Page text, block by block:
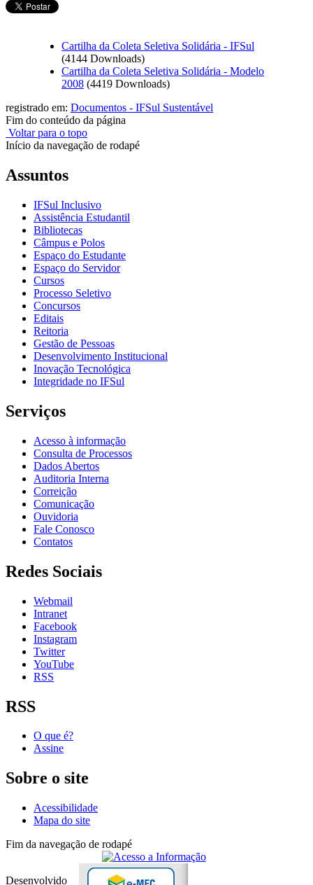
Cartilha da Coleta Seletiva Solidária - IFSul
(4144 Downloads)
Cartilha da Coleta Seletiva Solidária - Modelo
2008 (4419 Downloads)
registrado em: Documentos - IFSul Sustentável
Fim do conteúdo da página
Voltar para o topo
Início da navegação de rodapé
Assuntos
IFSul Inclusivo
Assistência Estudantil
Bibliotecas
Câmpus e Polos
Espaço do Estudante
Espaço do Servidor
Cursos
Processo Seletivo
Concursos
Editais
Reitoria
Gestão de Pessoas
Desenvolvimento Institucional
Inovação Tecnológica
Integridade no IFSul
Serviços
Acesso à informação
Consulta de Processos
Dados Abertos
Auditoria Interna
Correição
Comunicação
Ouvidoria
Fale Conosco
Contatos
Redes Sociais
Webmail
Intranet
Facebook
Instagram
Twitter
YouTube
RSS
RSS
O que é?
Assine
Sobre o site
Acessibilidade
Mapa do site
Fim da navegação de rodapé
Desenvolvido